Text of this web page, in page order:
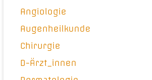
Angiologie
Augenheilkunde
Chirurgie
D-Ärzt_innen